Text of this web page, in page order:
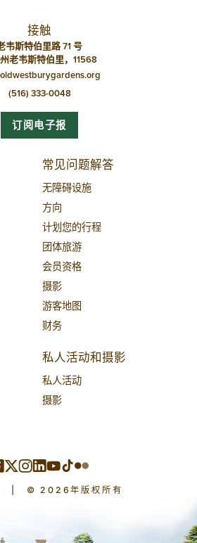
接触
韦斯特伯里路 71 号
老韦斯特伯里，11568
(516) 333-0048
订阅电子报
常见问题解答
无障碍设施
方向
计划您的行程
团体旅游
会员资格
摄影
游客地图
财务
私人活动和摄影
私人活动
摄影
© 2026年版权所有